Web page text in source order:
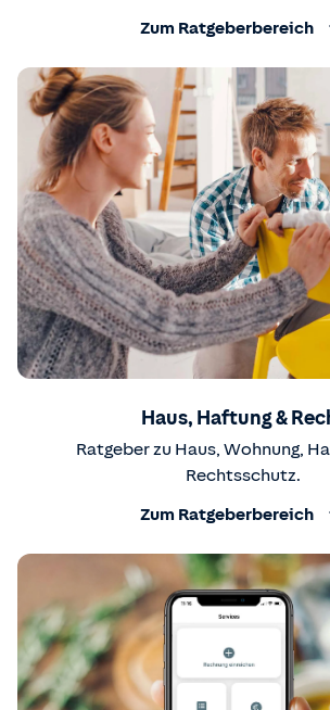
Zum Ratgeberbereich
Haus, Haftung &
Ratgeber zu Haus, Wohnung,
Rechtsschutz.
Zum Ratgeberbereich